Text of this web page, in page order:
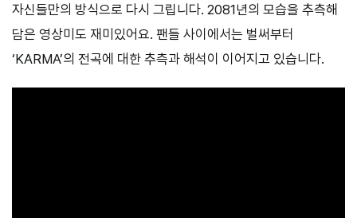
자신들만의 방식으로 다시 그립니다. 2081년의 모습을 추측해
담은 영상미도 재미있어요. 팬들 사이에서는 벌써부터
‘KARMA’의 전곡에 대한 추측과 해석이 이어지고 있습니다.